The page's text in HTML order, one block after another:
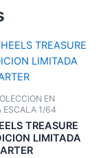
EN
ESCALA 1/64
TREASURE
LIMITADA